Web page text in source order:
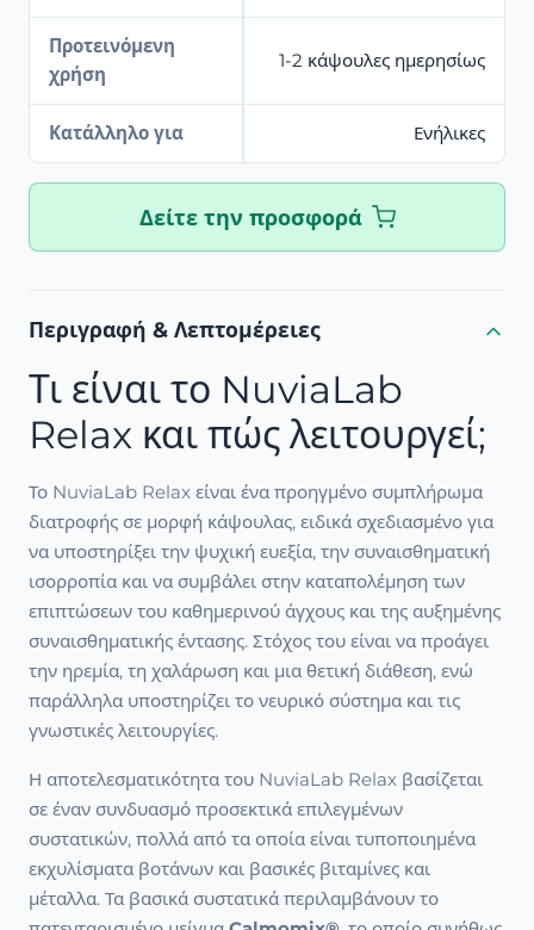
Προτεινόμενη
χρήση
1-2 κάψουλες ημερησίως
Κατάλληλο για Ενήλικες
Δείτε την προσφορά
Περιγραφή & Λεπτομέρειες
Τι είναι το NuviaLab
Relax και πώς λειτουργεί;
Το NuviaLab Relax είναι ένα προηγμένο συμπλήρωμα
διατροφής σε μορφή κάψουλας, ειδικά σχεδιασμένο για
να υποστηρίξει την ψυχική ευεξία, την συναισθηματική
ισορροπία και να συμβάλει στην καταπολέμηση των
επιπτώσεων του καθημερινού άγχους και της αυξημένης
συναισθηματικής έντασης. Στόχος του είναι να προάγει
την ηρεμία, τη χαλάρωση και μια θετική διάθεση, ενώ
παράλληλα υποστηρίζει το νευρικό σύστημα και τις
γνωστικές λειτουργίες.
Η αποτελεσματικότητα του NuviaLab Relax βασίζεται
σε έναν συνδυασμό προσεκτικά επιλεγμένων
συστατικών, πολλά από τα οποία είναι τυποποιημένα
εκχυλίσματα βοτάνων και βασικές βιταμίνες και
μέταλλα. Τα βασικά συστατικά περιλαμβάνουν το